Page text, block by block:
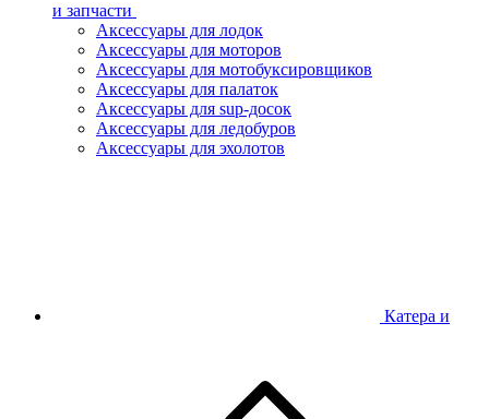
и запчасти
Аксессуары для лодок
Аксессуары для моторов
Аксессуары для мотобуксировщиков
Аксессуары для палаток
Аксессуары для sup-досок
Аксессуары для ледобуров
Аксессуары для эхолотов
Катера и